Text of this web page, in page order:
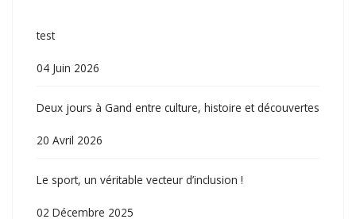
test
04 Juin 2026
Deux jours à Gand entre culture, histoire et découvertes
20 Avril 2026
Le sport, un véritable vecteur d’inclusion !
02 Décembre 2025